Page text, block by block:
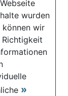
wurden
wir